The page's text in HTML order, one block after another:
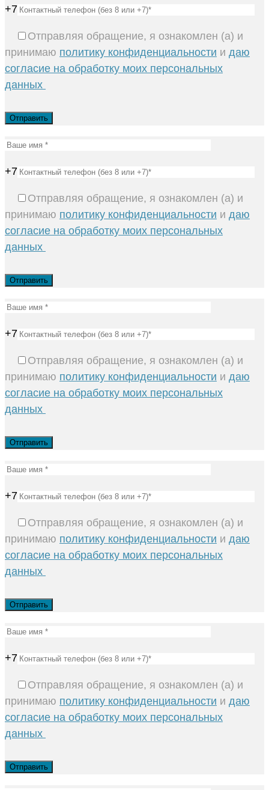
+7
Отправляя обращение, я ознакомлен (а) и
принимаю политику конфиденциальности и даю
согласие на обработку моих персональных
данных
+7
Отправляя обращение, я ознакомлен (а) и
принимаю политику конфиденциальности и даю
согласие на обработку моих персональных
данных
+7
Отправляя обращение, я ознакомлен (а) и
принимаю политику конфиденциальности и даю
согласие на обработку моих персональных
данных
+7
Отправляя обращение, я ознакомлен (а) и
принимаю политику конфиденциальности и даю
согласие на обработку моих персональных
данных
+7
Отправляя обращение, я ознакомлен (а) и
принимаю политику конфиденциальности и даю
согласие на обработку моих персональных
данных